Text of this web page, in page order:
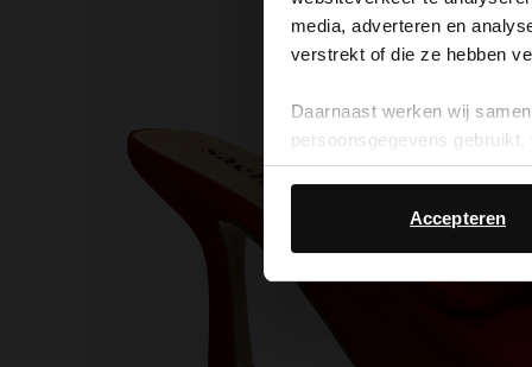
media, adverteren en
verstrekt of die ze hebben
Daarnaast werken wij
persoonsgegevens gebruikt,
Accepteren